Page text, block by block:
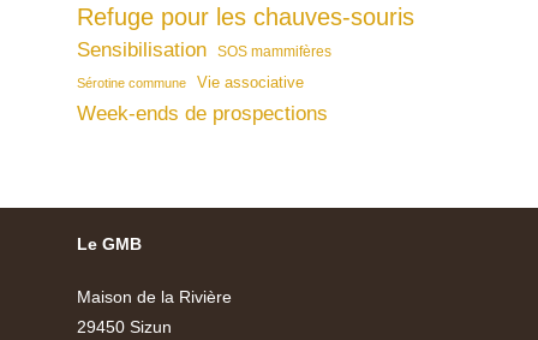
Refuge pour les chauves-souris
Sensibilisation SOS mammifères
Sérotine commune Vie associative
Week-ends de prospections
Le GMB
Maison de la Rivière
29450 Sizun